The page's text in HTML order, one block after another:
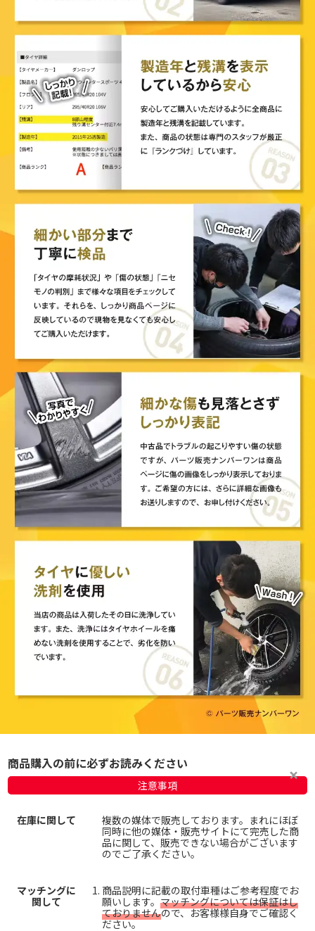
商品購入の前に必ずお読みください
注意事項
在庫に関して
複数の媒体で販売しております。まれにほぼ
同時に他の媒体・販売サイトにて完売した商
品に関して、販売できない場合がございます
のでご了承ください。
マッチングに
関して
商品説明に記載の取付車種はご参考程度でお
願いします。 マッチングについては保証はし
ておりませんので、お客様様自身でご確認く
ださい。